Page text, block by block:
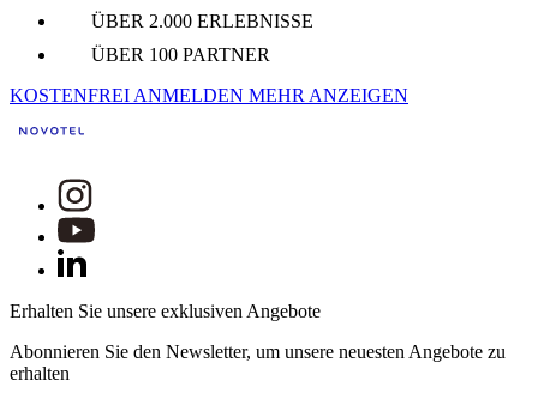
ÜBER 2.000 ERLEBNISSE
ÜBER 100 PARTNER
KOSTENFREI ANMELDEN MEHR ANZEIGEN
Erhalten Sie unsere exklusiven Angebote
Abonnieren Sie den Newsletter, um unsere neuesten Angebote zu
erhalten